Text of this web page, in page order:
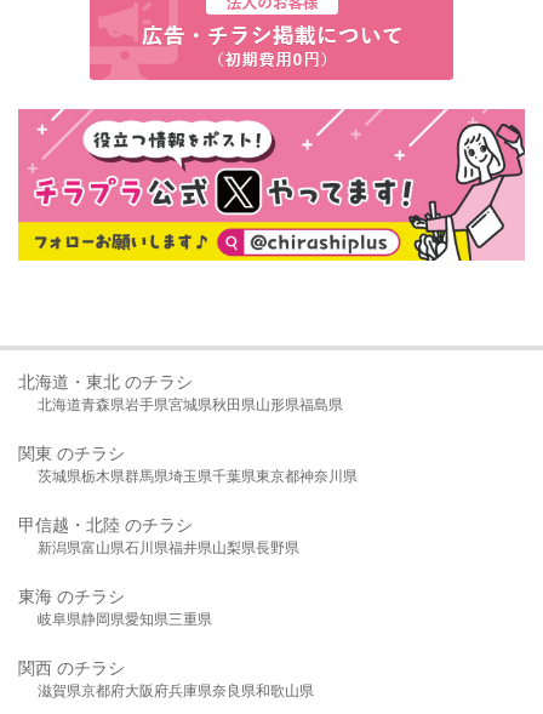
北海道・東北 のチラシ
北海道青森県岩手県宮城県秋田県山形県福島県
関東 のチラシ
茨城県栃木県群馬県埼玉県千葉県東京都神奈川県
甲信越・北陸 のチラシ
新潟県富山県石川県福井県山梨県長野県
東海 のチラシ
岐阜県静岡県愛知県三重県
関西 のチラシ
滋賀県京都府大阪府兵庫県奈良県和歌山県